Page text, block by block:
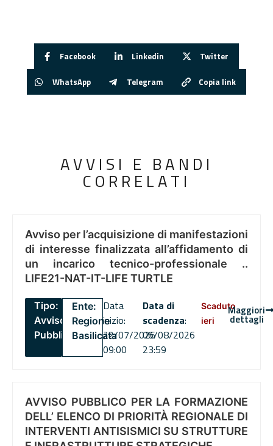
Facebook Linkedin Twitter
WhatsApp Telegram Copia link
AVVISI E BANDI
CORRELATI
Avviso per l’acquisizione di manifestazioni
di interesse finalizzata all’affidamento di
un incarico tecnico-professionale ..
LIFE21-NAT-IT-LIFE TURTLE
Tipo:
Avviso
Pubblico
Ente:
Regione
Basilicata
Data
inizio:
22/07/2026
09:00
Data di
scadenza:
06/08/2026
23:59
Scaduto
ieri
Maggiori
dettagli
AVVISO PUBBLICO PER LA FORMAZIONE
DELL’ ELENCO DI PRIORITÀ REGIONALE DI
INTERVENTI ANTISISMICI SU STRUTTURE